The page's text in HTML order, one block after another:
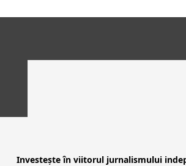
Investește în viitorul jurnalismului